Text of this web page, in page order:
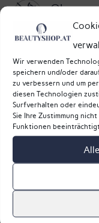
Wir verwenden
speichern und/oder
zu verbessern und um
diesen Technologien
Surfverhalten oder
Sie Ihre Zustimmung
Funktionen
Ohne
Das